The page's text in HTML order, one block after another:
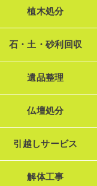
植木処分
石・土・砂利回収
遺品整理
仏壇処分
引越しサービス
解体工事